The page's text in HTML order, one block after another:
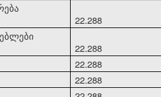
22.288
22.288
22.288
22.288